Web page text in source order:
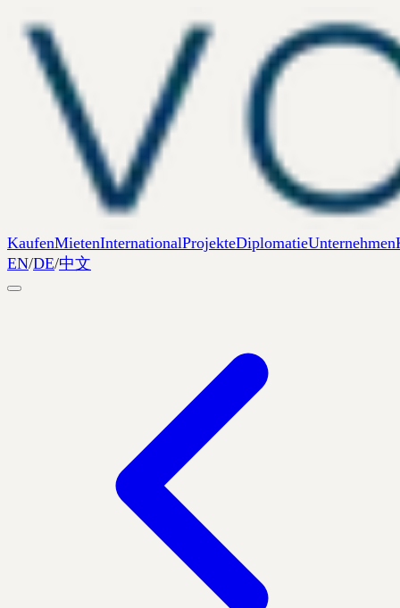
KaufenMietenInternationalProjekteDiplomatieUnternehmen
EN/DE/中文